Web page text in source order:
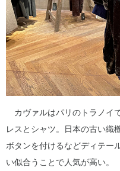
カヴァルはパリのトラノイ
レスとシャツ。日本の古い織
ボタンを付けるなどディテー
い似合うことで人気が高い。